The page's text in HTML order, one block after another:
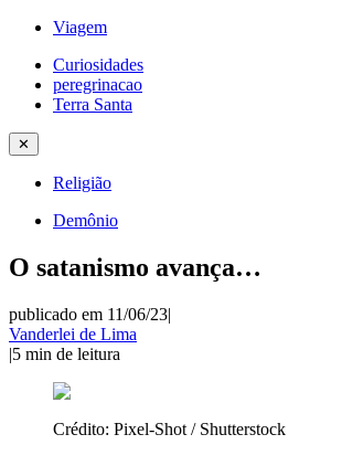
Viagem
Curiosidades
peregrinacao
Terra Santa
✕
Religião
Demônio
O satanismo avança…
publicado em 11/06/23|
Vanderlei de Lima
|5 min de leitura
Crédito: Pixel-Shot / Shutterstock